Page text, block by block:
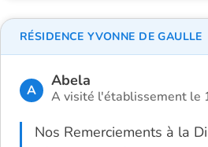
A
Abela
A visité l'établissement le
Nos Remerciements à la
RÉSIDENCE YVONNE DE GAULLE